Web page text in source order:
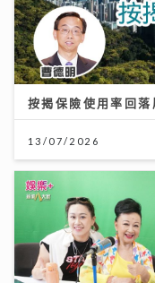
按揭保險使用率回落
13/07/2026